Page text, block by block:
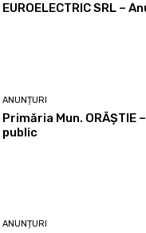
EUROELECTRIC SRL –
ANUNȚURI
Primăria Mun. ORĂȘTIE
public
ANUNȚURI